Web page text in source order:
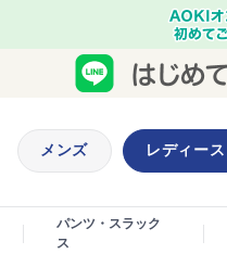
メンズ レディース
パンツ・スラック
ス